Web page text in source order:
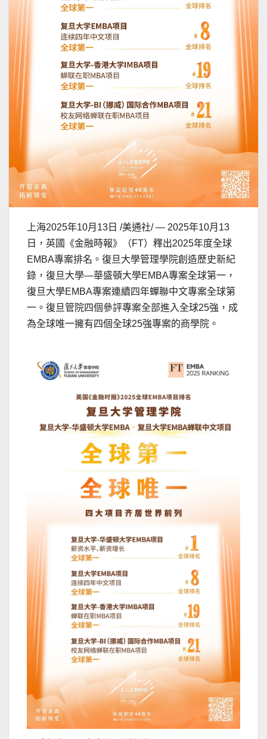
上海2025年10月13日 /美通社/ — 2025年10月13
日，英國《金融時報》（FT）釋出2025年度全球
EMBA專案排名。復旦大學管理學院創造歷史新紀
錄，復旦大學—華盛頓大學EMBA專案全球第一，
復旦大學EMBA專案連續四年蟬聯中文專案全球第
一。復旦管院四個參評專案全部進入全球25強，成
為全球唯一擁有四個全球25強專案的商學院。